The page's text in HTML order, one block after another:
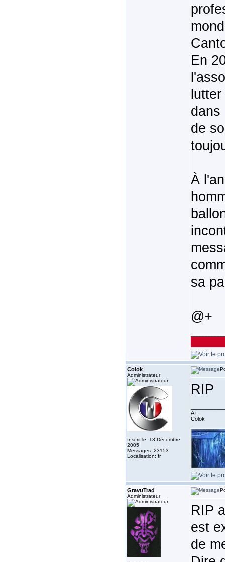
En
dans
de
À
sa
@+
Colok
Administrateur
Inscrit le: 13 Décembre
2005
Messages: 23153
Localisation: fr
RIP
A+
Colok
GravuTrad
Administrateur
RIP
est
de